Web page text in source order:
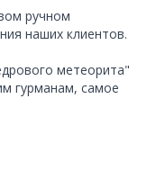
ручном
наших клиентов.
метеорита"
гурманам, самое